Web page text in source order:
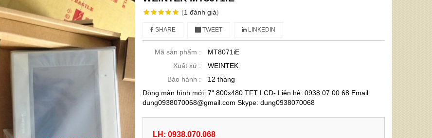
(1 đánh giá)
SHARE TWEET LINKEDIN
Mã sản phẩm :
MT8071iE
Xuất xứ :
WEINTEK
Bảo hành :
12 tháng
Dòng màn hình mới: 7" 800x480 TFT LCD- Liên hệ: 0938.07.00.68 Email:
dung0938070068@gmail.com Skype: dung0938070068
LH: 0938.070.068